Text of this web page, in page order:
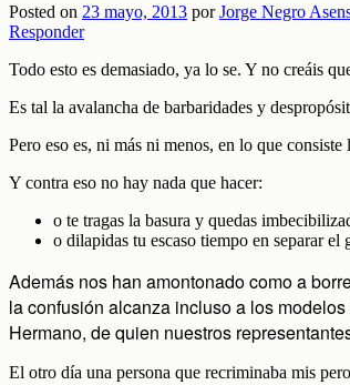
Posted on 23 mayo, 2013 porJorge Negro
Responder
Todo esto es demasiado, ya lo se. Y no creáis
Es tal la avalancha de barbaridades y
Pero eso es, ni más ni menos, en lo que
Y contra eso no hay nada que hacer:
o te tragas la basura y quedas
o dilapidas tu escaso tiempo en separar
Además nos han amontonado como a
la confusión alcanza incluso a los
Hermano, de quien nuestros
El otro día una persona que recriminaba mis